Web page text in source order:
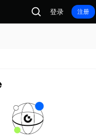
登录 注册